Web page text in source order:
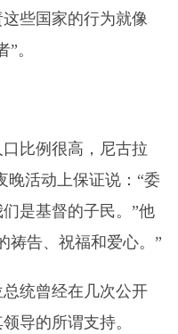
些国家的行为就像
。
比例很高，尼古拉
晚活动上保证说：“委
是基督的子民。”他
祷告、祝福和爱心。”
统曾经在几次公开
导的所谓支持。